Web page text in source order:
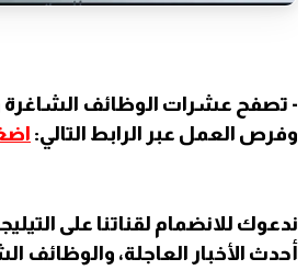
- تصفح عشرات الوظائف الشاغرة
وفرص العمل عبر الرابط التالي:
ندعوك للانضمام لقناتنا على
أحدث الأخبار العاجلة، والوظائف